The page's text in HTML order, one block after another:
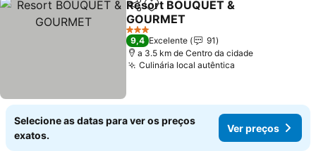
PartilharAdicionar aos favoritos
Resort BOUQUET &
GOURMET
Ver preços
3 Estrelas
9,4 Excelente
91
a 3.5 km de Centro da cidade
Culinária local autêntica
Selecione as datas para ver os preços
exatos.
Ver preços